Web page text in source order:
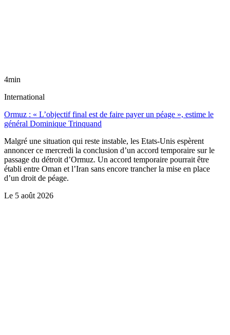
4min
International
Ormuz : « L’objectif final est de faire payer un péage », estime le
général Dominique Trinquand
Malgré une situation qui reste instable, les Etats-Unis espèrent
annoncer ce mercredi la conclusion d’un accord temporaire sur le
passage du détroit d’Ormuz. Un accord temporaire pourrait être
établi entre Oman et l’Iran sans encore trancher la mise en place
d’un droit de péage.
Le 5 août 2026